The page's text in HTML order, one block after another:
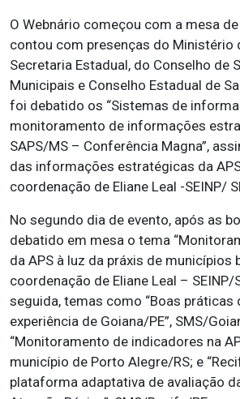
O Webnário começou com a mesa
contou com presenças do Ministério
Secretaria Estadual, do Conselho de
Municipais e Conselho Estadual de
foi debatido os “Sistemas de
monitoramento de informações
SAPS/MS – Conferência Magna”,
das informações estratégicas da
coordenação de Eliane Leal -SEINP/
No segundo dia de evento, após as
debatido em mesa o tema
da APS à luz da práxis de municípios
coordenação de Eliane Leal – SEINP/
seguida, temas como “Boas práticas
experiência de Goiana/PE”, SMS/
“Monitoramento de indicadores na
município de Porto Alegre/RS; e
plataforma adaptativa de avaliação